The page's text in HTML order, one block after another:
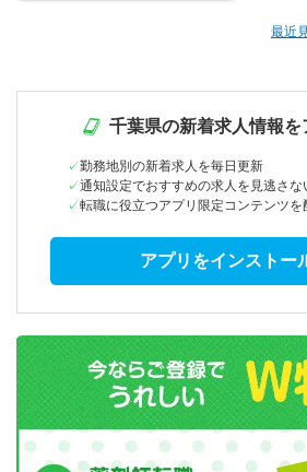
最近
千葉県の新着求人情報を
勤務地別の新着求人を毎日更新
通知設定でおすすめの求人を見逃さな
転職に役立つアプリ限定コンテンツを
アプリをインストー